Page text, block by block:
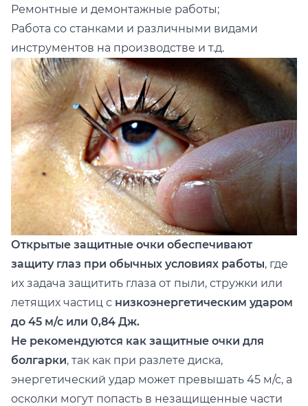
Ремонтные и демонтажные работы;
Работа со станками и различными видами
инструментов на производстве и т.д.
Открытые защитные очки обеспечивают
защиту глаз при обычных условиях работы, где
их задача защитить глаза от пыли, стружки или
летящих частиц с низкоэнергетическим ударом
до 45 м/с или 0,84 Дж.
Не рекомендуются как защитные очки для
болгарки, так как при разлете диска,
энергетический удар может превышать 45 м/с, а
осколки могут попасть в незащищенные части